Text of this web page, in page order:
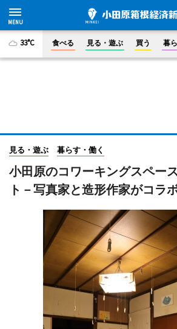
33°C 食べる 見る・遊ぶ 買う 暮
見る・遊ぶ 暮らす・働く
小田原のコワーキングスペー
ト－写真家と造形作家がコラ